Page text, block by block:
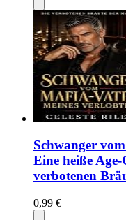
Schwanger
Eine heiße
verbotenen
0,99 €